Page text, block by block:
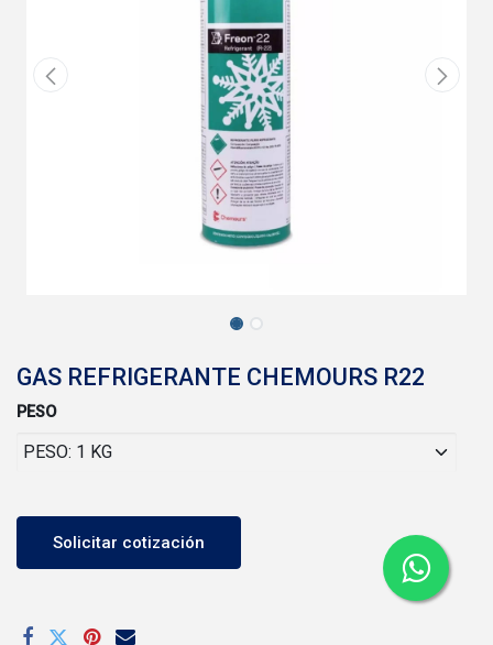
GAS REFRIGERANTE CHEMOURS R22
PESO
Solicitar cotización